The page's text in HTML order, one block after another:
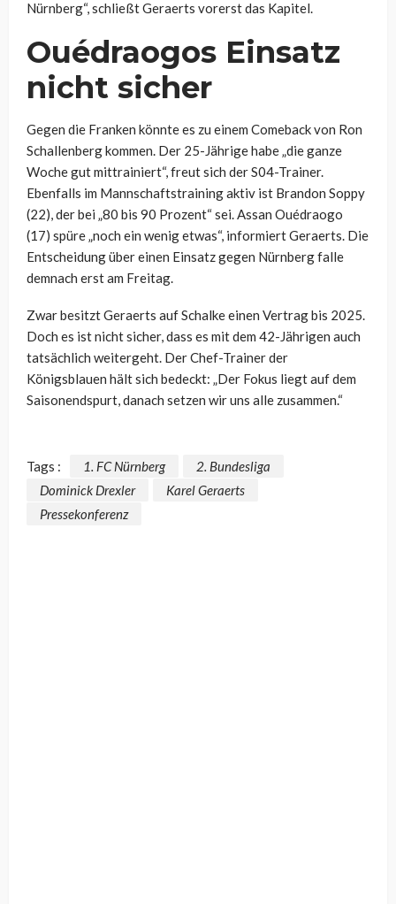
Nürnberg“, schließt Geraerts vorerst das Kapitel.
Ouédraogos Einsatz
nicht sicher
Gegen die Franken könnte es zu einem Comeback von Ron
Schallenberg kommen. Der 25-Jährige habe „die ganze
Woche gut mittrainiert“, freut sich der S04-Trainer.
Ebenfalls im Mannschaftstraining aktiv ist Brandon Soppy
(22), der bei „80 bis 90 Prozent“ sei. Assan Ouédraogo
(17) spüre „noch ein wenig etwas“, informiert Geraerts. Die
Entscheidung über einen Einsatz gegen Nürnberg falle
demnach erst am Freitag.
Zwar besitzt Geraerts auf Schalke einen Vertrag bis 2025.
Doch es ist nicht sicher, dass es mit dem 42-Jährigen auch
tatsächlich weitergeht. Der Chef-Trainer der
Königsblauen hält sich bedeckt: „Der Fokus liegt auf dem
Saisonendspurt, danach setzen wir uns alle zusammen.“
Tags : 1. FC Nürnberg
2. Bundesliga
Dominick Drexler
Karel Geraerts
Pressekonferenz